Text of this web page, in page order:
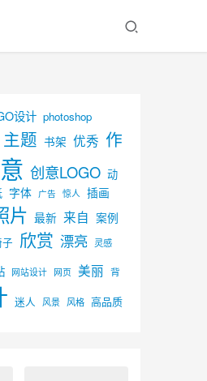
设计 photoshop
主题 书架 优秀 作
创意LOGO 动
字体 广告 惊人 插画
片 最新 来自 案例
欣赏 漂亮 灵感
网站设计 网页 美丽 背
迷人 风景 风格 高品质